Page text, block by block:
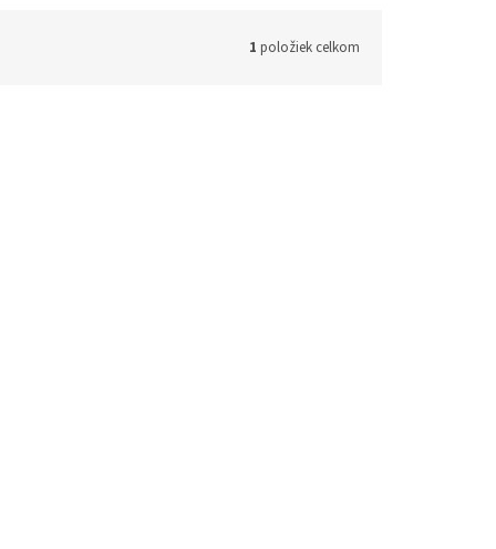
1 položiek celkom